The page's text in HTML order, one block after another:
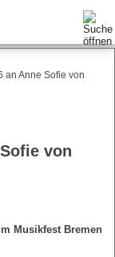
an Anne Sofie von
von
Musikfest Bremen